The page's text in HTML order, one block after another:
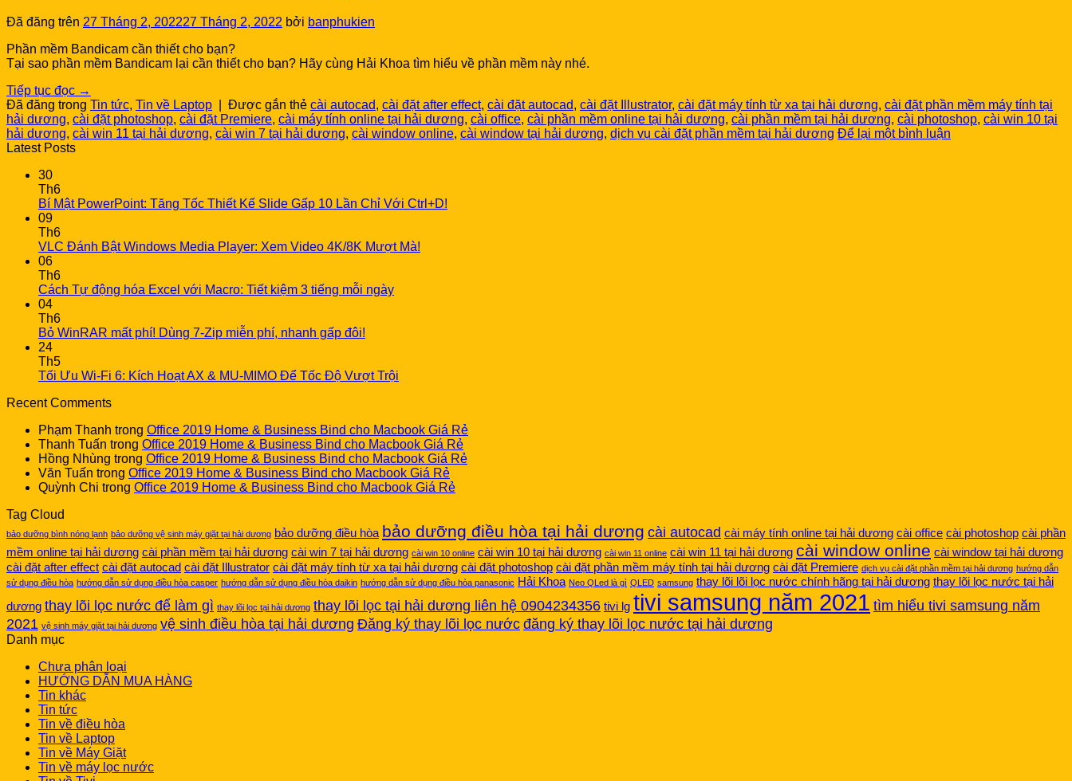
Đã đăng trên 27 Tháng 2, 202227 Tháng 2, 2022 bởi banphukien
Phần mềm Bandicam cần thiết cho bạn?
Tại sao phần mềm Bandicam lại cần thiết cho bạn? Hãy cùng Hải Khoa tìm hiểu về phần mềm này nhé.
Tiếp tục đọc →
Đã đăng trong Tin tức, Tin về Laptop Được gắn thẻ cài autocad, cài đặt after effect, cài đặt autocad, cài đặt Illustrator, cài đặt máy tính từ xa tại hải dương, cài đặt phần mềm máy tính tại
hải dương, cài đặt photoshop, cài đặt Premiere, cài máy tính online tại hải dương, cài office, cài phần mềm online tại hải dương, cài phần mềm tại hải dương, cài photoshop, cài win 10 tại
hải dương, cài win 11 tại hải dương, cài win 7 tại hải dương, cài window online, cài window tại hải dương, dịch vụ cài đặt phần mềm tại hải dương Để lại một bình luận
Latest Posts
30
Th6
Bí Mật PowerPoint: Tăng Tốc Thiết Kế Slide Gấp 10 Lần Chỉ Với Ctrl+D!
09
Th6
VLC Đánh Bật Windows Media Player: Xem Video 4K/8K Mượt Mà!
06
Th6
Cách Tự động hóa Excel với Macro: Tiết kiệm 3 tiếng mỗi ngày
04
Th6
Bỏ WinRAR mất phí! Dùng 7-Zip miễn phí, nhanh gấp đôi!
24
Th5
Tối Ưu Wi-Fi 6: Kích Hoạt AX & MU-MIMO Để Tốc Độ Vượt Trội
Recent Comments
Phạm Thanh trong Office 2019 Home & Business Bind cho Macbook Giá Rẻ
Thanh Tuấn trong Office 2019 Home & Business Bind cho Macbook Giá Rẻ
Hồng Nhùng trong Office 2019 Home & Business Bind cho Macbook Giá Rẻ
Văn Tuấn trong Office 2019 Home & Business Bind cho Macbook Giá Rẻ
Quỳnh Chi trong Office 2019 Home & Business Bind cho Macbook Giá Rẻ
Tag Cloud
bảo dưỡng bình nóng lạnh bảo dưỡng vệ sinh máy giặt tại hải dương bảo dưỡng điều hòa bảo dưỡng điều hòa tại hải dương cài autocad cài máy tính online tại hải dương cài office cài photoshop cài phần
mềm online tại hải dương cài phần mềm tại hải dương cài win 7 tại hải dương cài win 10 online cài win 10 tại hải dương cài win 11 online cài win 11 tại hải dương cài window online cài window tại hải dương
cài đặt after effect cài đặt autocad cài đặt Illustrator cài đặt máy tính từ xa tại hải dương cài đặt photoshop cài đặt phần mềm máy tính tại hải dương cài đặt Premiere dịch vụ cài đặt phần mềm tại hải dương hướng dẫn
sử dụng điều hòa hướng dẫn sử dụng điều hòa casper hướng dẫn sử dụng điều hòa daikin hướng dẫn sử dụng điều hòa panasonic Hải Khoa Neo QLed là gì QLED samsung thay lõi lõi lọc nước chính hãng tại hải dương thay lõi lọc nước tại hải
dương thay lõi lọc nước để làm gì thay lõi lọc tại hải dương thay lõi lọc tại hải dương liên hệ 0904234356 tivi lg tivi samsung năm 2021 tìm hiểu tivi samsung năm
2021 vệ sinh máy giặt tại hải dương vệ sinh điều hòa tại hải dương Đăng ký thay lõi lọc nước đăng ký thay lõi lọc nước tại hải dương
Danh mục
Chưa phân loại
HƯỚNG DẪN MUA HÀNG
Tin khác
Tin tức
Tin về điều hòa
Tin về Laptop
Tin về Máy Giặt
Tin về máy lọc nước